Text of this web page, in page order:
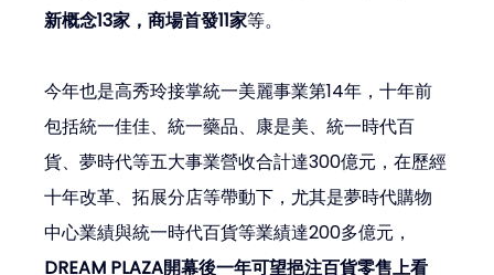
新概念13家，商場首發11家等。
今年也是高秀玲接掌統一美麗事業第14年，十年前
包括統一佳佳、統一藥品、康是美、統一時代百
貨、夢時代等五大事業營收合計達300億元，在歷經
十年改革、拓展分店等帶動下，尤其是夢時代購物
中心業績與統一時代百貨等業績達200多億元，
DREAM PLAZA開幕後一年可望挹注百貨零售上看